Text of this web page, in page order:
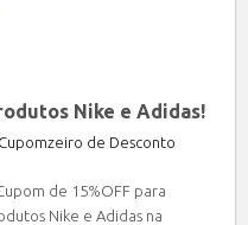
Nike e Adidas!
Cupomzeiro de Desconto
de 15%OFF para
Nike e Adidas na